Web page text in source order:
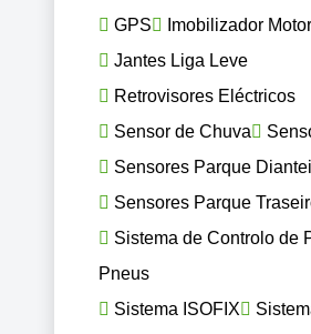
GPS
Imobilizador Motor
Jantes Liga Leve
Retrovisores Eléctricos
Sensor de Chuva
Sensores Parque
Sensores Parque
Sistema de Controlo de
Pneus
Sistema ISOFIX